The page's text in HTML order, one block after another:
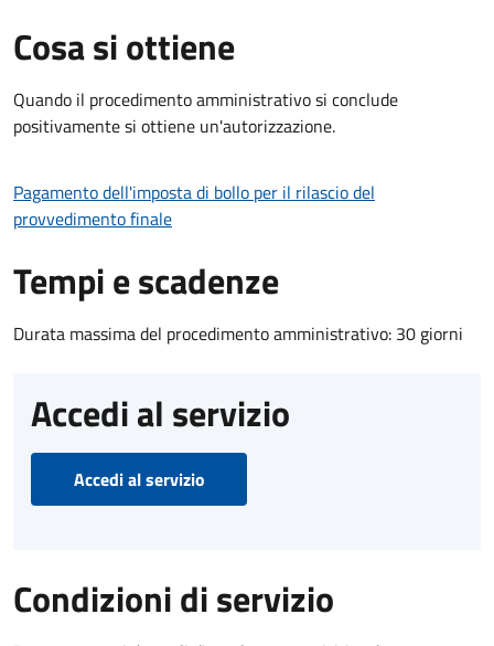
Cosa si ottiene
Quando il procedimento amministrativo si conclude
positivamente si ottiene un'autorizzazione.
Pagamento dell'imposta di bollo per il rilascio del
provvedimento finale
Tempi e scadenze
Durata massima del procedimento amministrativo: 30 giorni
Accedi al servizio
Accedi al servizio
Condizioni di servizio